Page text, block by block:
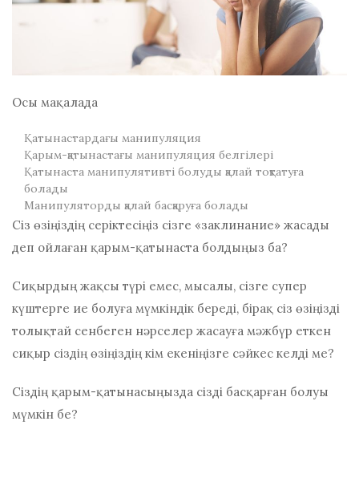
Осы мақалада
Қатынастардағы манипуляция
Қарым-қатынастағы манипуляция белгілері
Қатынаста манипулятивті болуды қалай тоқтатуға
болады
Манипуляторды қалай басқаруға болады
Сіз өзіңіздің серіктесіңіз сізге «заклинание» жасады
деп ойлаған қарым-қатынаста болдыңыз ба?
Сиқырдың жақсы түрі емес, мысалы, сізге супер
күштерге ие болуға мүмкіндік береді, бірақ сіз өзіңізді
толықтай сенбеген нәрселер жасауға мәжбүр еткен
сиқыр сіздің өзіңіздің кім екеніңізге сәйкес келді ме?
Сіздің қарым-қатынасыңызда сізді басқарған болуы
мүмкін бе?